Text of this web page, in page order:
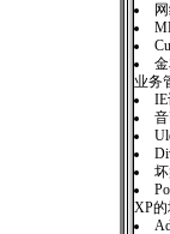
业务
XP的